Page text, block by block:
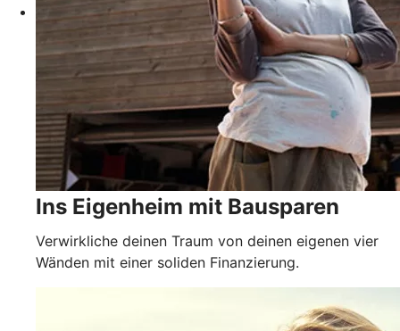
Ins Eigenheim mit Bausparen
Verwirkliche deinen Traum von deinen eigenen vier
Wänden mit einer soliden Finanzierung.